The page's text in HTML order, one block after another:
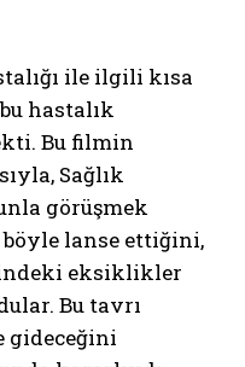
ile ilgili kısa
hastalık
Bu filmin
Sağlık
görüşmek
lanse ettiğini,
eksiklikler
Bu tavrı
gideceğini